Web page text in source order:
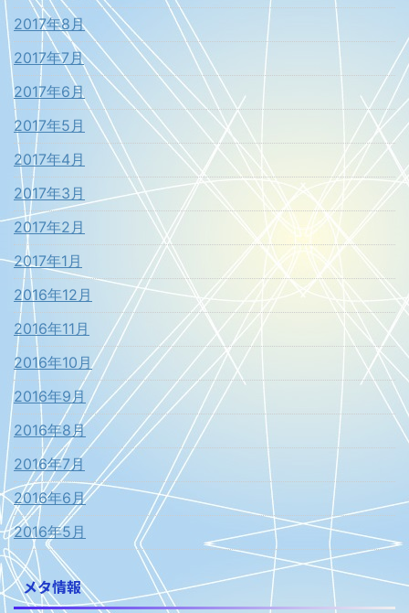
2017年8月
2017年7月
2017年6月
2017年5月
2017年4月
2017年3月
2017年2月
2017年1月
2016年12月
2016年11月
2016年10月
2016年9月
2016年8月
2016年7月
2016年6月
2016年5月
メタ情報